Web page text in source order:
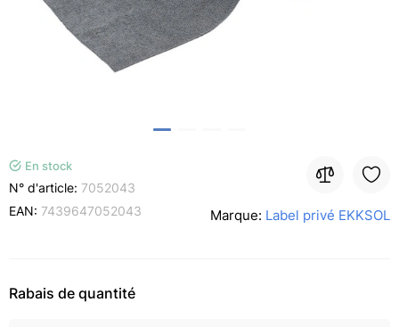
En stock
N° d'article: 7052043
EAN: 7439647052043 Marque: Label privé EKKSOL
Rabais de quantité